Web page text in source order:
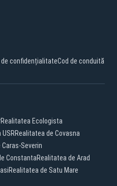
de confidențialitateCod de conduită
Realitatea Ecologista
Realitatea de Covasna
Severin
ConstantaRealitatea de Arad
Realitatea de Satu Mare